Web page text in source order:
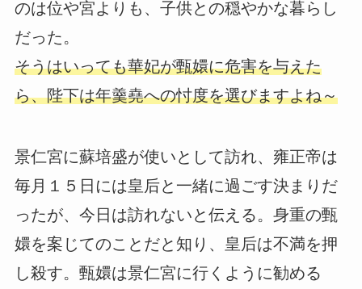
のは位や宮よりも、子供との穏やかな暮らし
だった。
そうはいっても華妃が甄嬛に危害を与えた
ら、陛下は年羹堯への忖度を選びますよね～
景仁宮に蘇培盛が使いとして訪れ、雍正帝は
毎月１５日には皇后と一緒に過ごす決まりだ
ったが、今日は訪れないと伝える。身重の甄
嬛を案じてのことだと知り、皇后は不満を押
し殺す。甄嬛は景仁宮に行くように勧める